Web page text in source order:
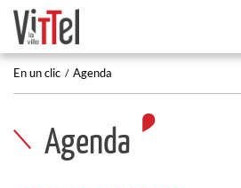
En un clic Agenda
Agenda